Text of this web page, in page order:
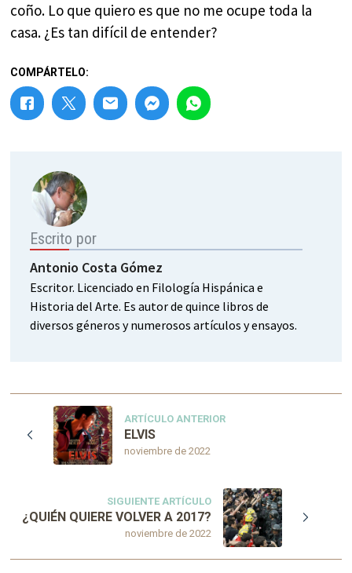
coño. Lo que quiero es que no me ocupe toda la
casa. ¿Es tan difícil de entender?
COMPÁRTELO:
Escrito por
Antonio Costa Gómez
Escritor. Licenciado en Filología Hispánica e
Historia del Arte. Es autor de quince libros de
diversos géneros y numerosos artículos y ensayos.
ARTÍCULO ANTERIOR
noviembre de 2022
ELVIS
SIGUIENTE ARTÍCULO
noviembre de 2022
¿QUIÉN QUIERE VOLVER A 2017?